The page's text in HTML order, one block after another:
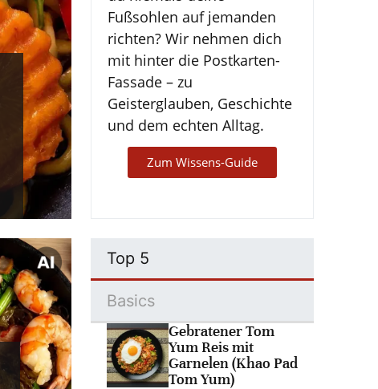
Trockenes Thai-
Kling)
Khua Kling (trockenes Thai-Curry) ist ein
Currypaste sorgen für ein feurig-intensives
Fußsohlen auf jemanden
richten? Wir nehmen dich
mit hinter die Postkarten-
Fassade – zu
Geisterglauben, Geschichte
und dem echten Alltag.
Zum Wissens-Guide
Top 5
Basics
Gebratener Tom
Yum Reis mit
Garnelen (Khao Pad
Tom Yum)